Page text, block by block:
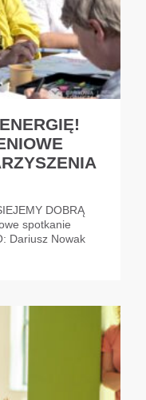
DOBRĄ
spotkanie
Dariusz Nowak